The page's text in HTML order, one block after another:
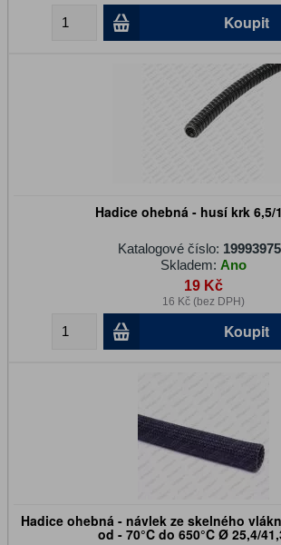
Koupit
Hadice ohebná - husí krk 6,5/
Katalogové číslo:
Skladem: Ano
19 Kč
16 Kč (bez DPH)
Koupit
Hadice ohebná - návlek ze skelného
od - 70°C do 650°C Ø 25,4/